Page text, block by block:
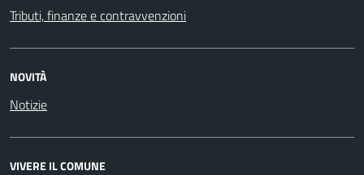
Tributi, finanze e contravvenzioni
NOVITÀ
Notizie
VIVERE IL COMUNE